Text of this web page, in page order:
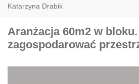
Katarzyna Drabik
Aranżacja 60m2 w
zagospodarować